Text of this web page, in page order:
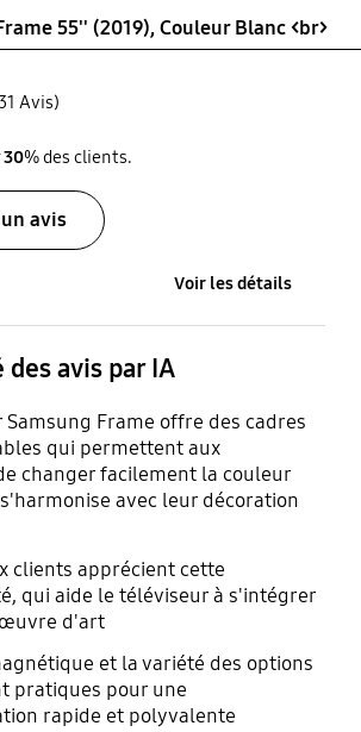
Garantie
55'' (2019), Couleur Blanc <br>
Avis)
30% des clients.
avis
Voir les détails
des avis par IA
Samsung Frame offre des cadres
qui permettent aux
changer facilement la couleur
avec leur décoration
clients apprécient cette
qui aide le téléviseur à s'intégrer
d'art
et la variété des options
pratiques pour une
rapide et polyvalente